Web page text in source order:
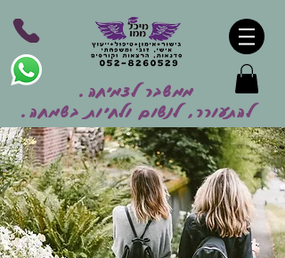
ממשבר לצמיחה.
להתעורר, לנשום ולחיות בשמחה.